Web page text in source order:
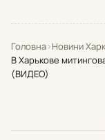
Головна›Новини
В Харькове
(ВИДЕО)